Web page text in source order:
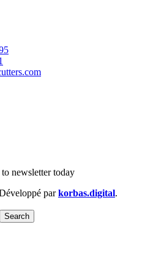
newsletter today
parkorbas.digital.
Search